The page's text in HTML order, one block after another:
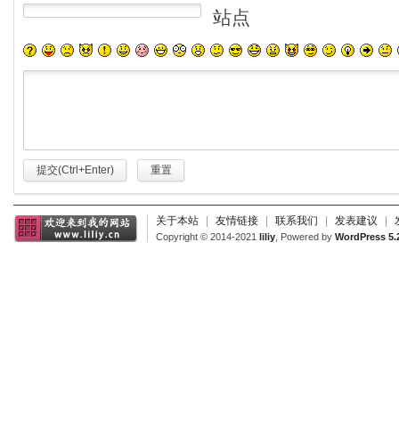
站点
提交(Ctrl+Enter) 重置
关于本站 | 友情链接 | 联系我们 | 发表建议 |
Copyright © 2014-2021 liliy , Powered by WordPress